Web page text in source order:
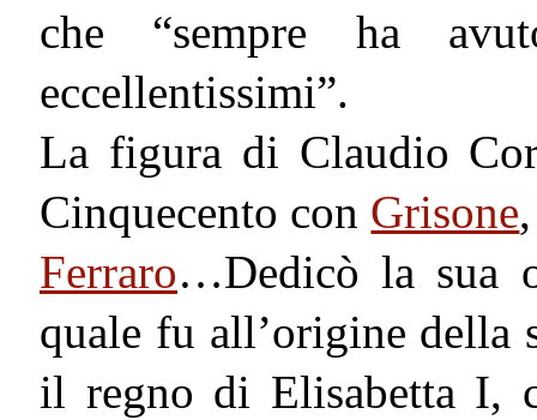
che “sempre ha
eccellentissimi”.
La figura di Claudio
Cinquecento con Grisone
Ferraro…Dedicò la sua
quale fu all’origine della
il regno di Elisabetta I,